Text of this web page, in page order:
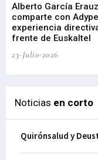
Alberto García
comparte con
experiencia
frente de Euskaltel
23-Julio-2026
Noticias en corto
Quirónsalud y